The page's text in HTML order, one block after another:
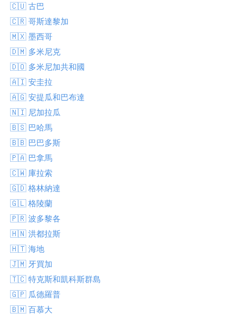
🇨🇺 古巴
🇨🇷 哥斯達黎加
🇲🇽 墨西哥
🇩🇲 多米尼克
🇩🇴 多米尼加共和國
🇦🇮 安圭拉
🇦🇬 安提瓜和巴布達
🇳🇮 尼加拉瓜
🇧🇸 巴哈馬
🇧🇧 巴巴多斯
🇵🇦 巴拿馬
🇨🇼 庫拉索
🇬🇩 格林納達
🇬🇱 格陵蘭
🇵🇷 波多黎各
🇭🇳 洪都拉斯
🇭🇹 海地
🇯🇲 牙買加
🇹🇨 特克斯和凱科斯群島
🇬🇵 瓜德羅普
🇧🇲 百慕大